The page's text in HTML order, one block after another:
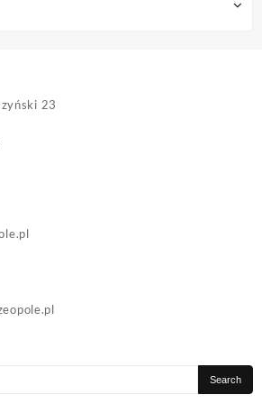
23